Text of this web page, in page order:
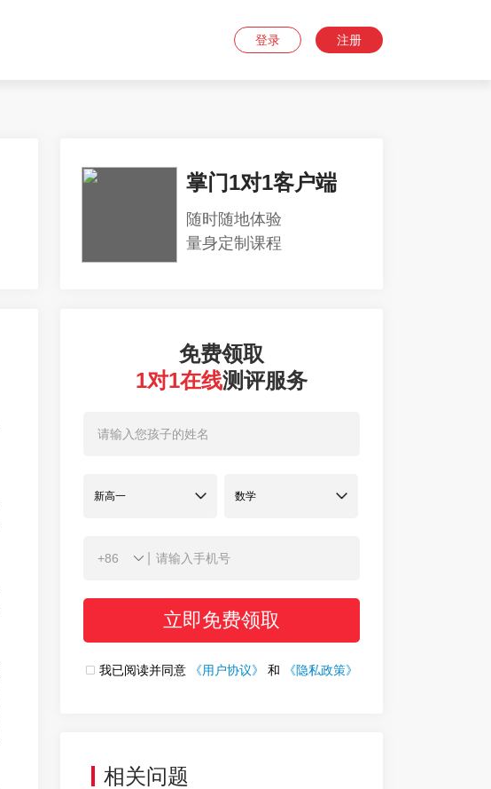
登录 注册
掌门1对1客户端
随时随地体验
量身定制课程
免费领取
1对1在线测评服务
立即免费领取
我已阅读并同意 《用户协议》 和 《隐私政策》
相关问题